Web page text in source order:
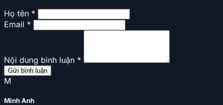
Họ tên *
Email *
Nội dung bình luận *
Gửi bình luận
M
Minh Anh